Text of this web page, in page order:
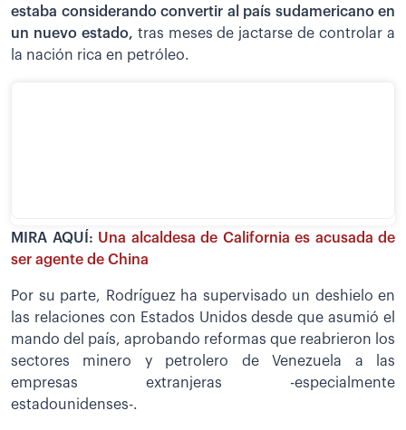
estaba considerando convertir al país sudamericano en
un nuevo estado, tras meses de jactarse de controlar a
la nación rica en petróleo.
MIRA AQUÍ: Una alcaldesa de California es acusada de
ser agente de China
Por su parte, Rodríguez ha supervisado un deshielo en
las relaciones con Estados Unidos desde que asumió el
mando del país, aprobando reformas que reabrieron los
sectores minero y petrolero de Venezuela a las
empresas extranjeras -especialmente
estadounidenses-.